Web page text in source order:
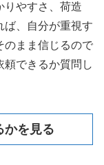
りやすさ、荷造
ば、自分が重視す
のまま信じるので
頼できるか質問し
かを見る